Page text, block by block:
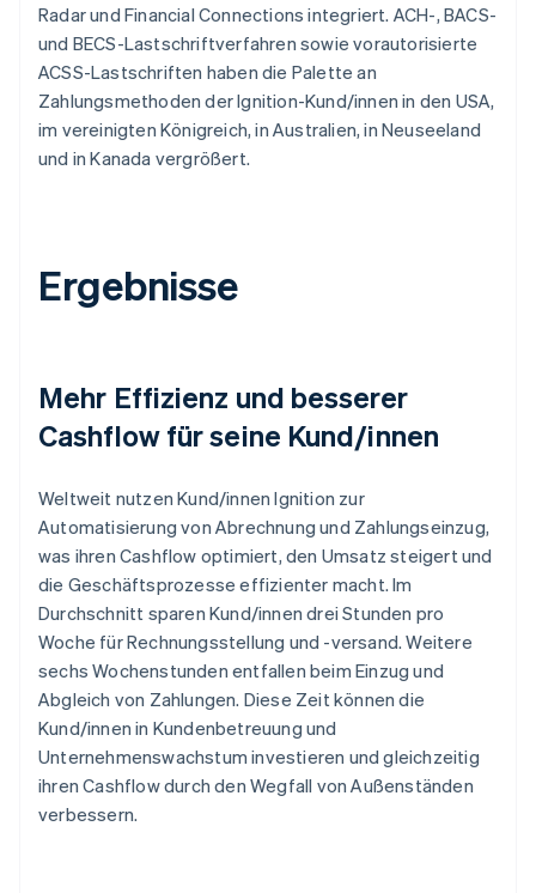
Radar und Financial Connections integriert. ACH-, BACS-
und BECS-Lastschriftverfahren sowie vorautorisierte
ACSS-Lastschriften haben die Palette an
Zahlungsmethoden der Ignition-Kund/innen in den USA,
im vereinigten Königreich, in Australien, in Neuseeland
und in Kanada vergrößert.
Ergebnisse
Mehr Effizienz und besserer
Cashflow für seine Kund/innen
Weltweit nutzen Kund/innen Ignition zur
Automatisierung von Abrechnung und Zahlungseinzug,
was ihren Cashflow optimiert, den Umsatz steigert und
die Geschäftsprozesse effizienter macht. Im
Durchschnitt sparen Kund/innen drei Stunden pro
Woche für Rechnungsstellung und -versand. Weitere
sechs Wochenstunden entfallen beim Einzug und
Abgleich von Zahlungen. Diese Zeit können die
Kund/innen in Kundenbetreuung und
Unternehmenswachstum investieren und gleichzeitig
ihren Cashflow durch den Wegfall von Außenständen
verbessern.